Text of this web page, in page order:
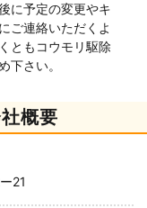
に予定の変更やキ
ご連絡いただくよ
ともコウモリ駆除
下さい。
概要
21